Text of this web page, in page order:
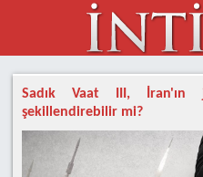
Sadık Vaat III, İran'ın
şekillendirebilir mi?